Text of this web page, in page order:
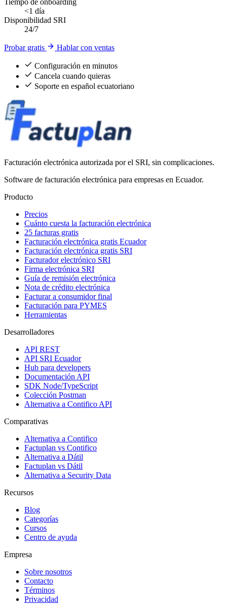
Tiempo de onboarding
<1 día
Disponibilidad SRI
24/7
Probar gratis Hablar con ventas
Configuración en minutos
Cancela cuando quieras
Soporte en español ecuatoriano
Facturación electrónica autorizada por el SRI, sin complicaciones.
Software de facturación electrónica para empresas en Ecuador.
Producto
Precios
Cuánto cuesta la facturación electrónica
25 facturas gratis
Facturación electrónica gratis Ecuador
Facturación electrónica gratis SRI
Facturador electrónico SRI
Firma electrónica SRI
Guía de remisión electrónica
Nota de crédito electrónica
Facturar a consumidor final
Facturación para PYMES
Herramientas
Desarrolladores
API REST
API SRI Ecuador
Hub para developers
Documentación API
SDK Node/TypeScript
Colección Postman
Alternativa a Contifico API
Comparativas
Alternativa a Contifico
Factuplan vs Contifico
Alternativa a Dátil
Factuplan vs Dátil
Alternativa a Security Data
Recursos
Blog
Categorías
Cursos
Centro de ayuda
Empresa
Sobre nosotros
Contacto
Términos
Privacidad